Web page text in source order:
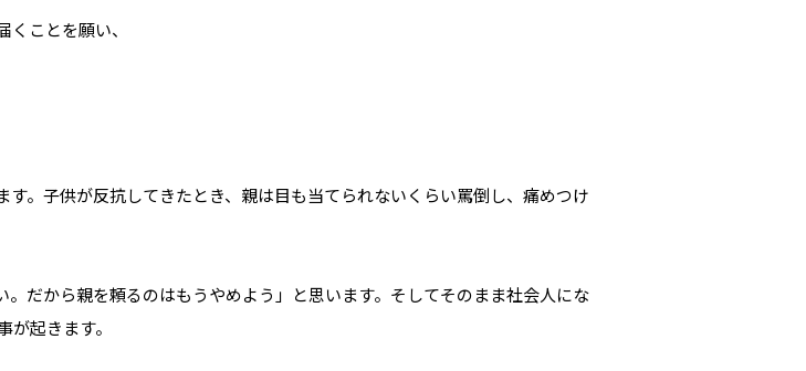
ことを願い、
。子供が反抗してきたとき、親は目も当てられないくらい罵倒し、痛めつけ
だから親を頼るのはもうやめよう」と思います。そしてそのまま社会人にな
起きます。